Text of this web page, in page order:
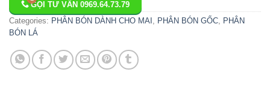
GỌI TƯ VẤN 0969.64.73.79
Categories: PHÂN BÓN DÀNH CHO MAI PHÂN BÓN GỐC
PHÂN
BÓN LÁ